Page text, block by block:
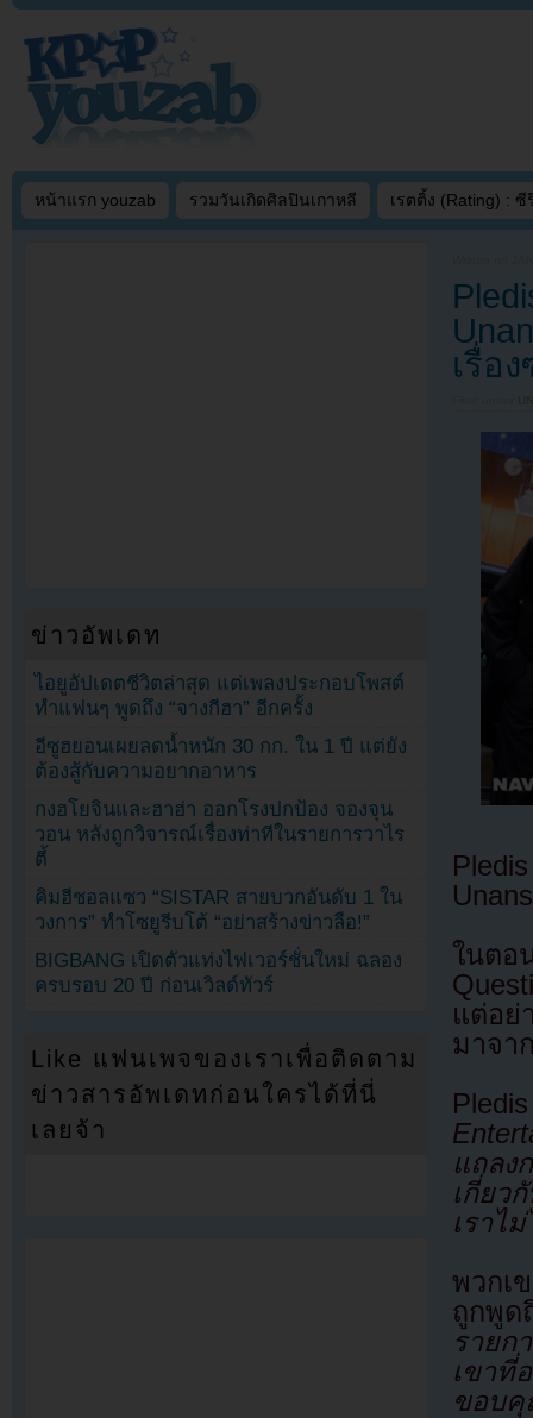
หน้าแรก youzab รวมวันเกิดศิลปินเกาหลี เรตติ้ง (Rating) : ซี
เรื่อ
ในตอ
แต่อย่
มาจา
แถลง
เกี่ยว
เราไ
พวกเ
ถูกพู
รายก
เขาที่
ขอบคุ
ข่าวอัพเดท
ไอยูอัปเดตชีวิตล่าสุด แต่เพลงประกอบโพสต์
ทำแฟนๆ พูดถึง “จางกีฮา” อีกครั้ง
อีซูฮยอนเผยลดน้ำหนัก 30 กก. ใน 1 ปี แต่ยัง
ต้องสู้กับความอยากอาหาร
กงฮโยจินและฮาฮ่า ออกโรงปกป้อง จองจุน
วอน หลังถูกวิจารณ์เรื่องท่าทีในรายการวาไร
ตี้
คิมฮีชอลแซว “SISTAR สายบวกอันดับ 1 ใน
วงการ” ทำโซยูรีบโต้ “อย่าสร้างข่าวลือ!”
BIGBANG เปิดตัวแท่งไฟเวอร์ชั่นใหม่ ฉลอง
ครบรอบ 20 ปี ก่อนเวิลด์ทัวร์
Like แฟนเพจของเราเพื่อติดตาม
ข่าวสารอัพเดทก่อนใครได้ที่นี่
เลยจ้า